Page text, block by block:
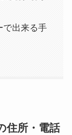
で出来る手
住所・電話